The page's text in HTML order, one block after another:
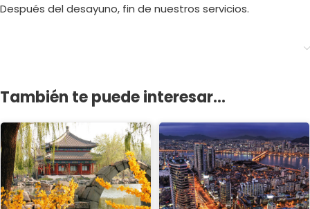
Después del desayuno, fin de nuestros servicios.
También te puede interesar...